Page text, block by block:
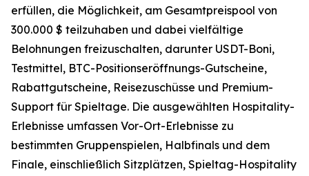
erfüllen, die Möglichkeit, am Gesamtpreispool von
300.000 $ teilzuhaben und dabei vielfältige
Belohnungen freizuschalten, darunter USDT-Boni,
Testmittel, BTC-Positionseröffnungs-Gutscheine,
Rabattgutscheine, Reisezuschüsse und Premium-
Support für Spieltage. Die ausgewählten Hospitality-
Erlebnisse umfassen Vor-Ort-Erlebnisse zu
bestimmten Gruppenspielen, Halbfinals und dem
Finale, einschließlich Sitzplätzen, Spieltag-Hospitality